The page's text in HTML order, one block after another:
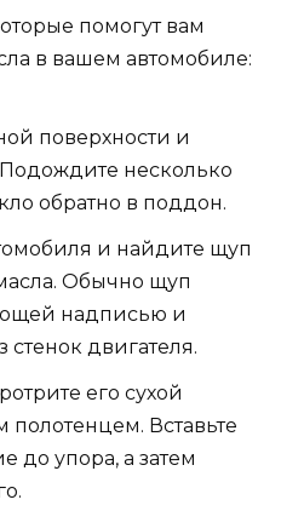
помогут вам
в вашем автомобиле:
поверхности и
несколько
обратно в поддон.
и найдите щуп
Обычно щуп
надписью и
стенок двигателя.
его сухой
Вставьте
до упора, а затем